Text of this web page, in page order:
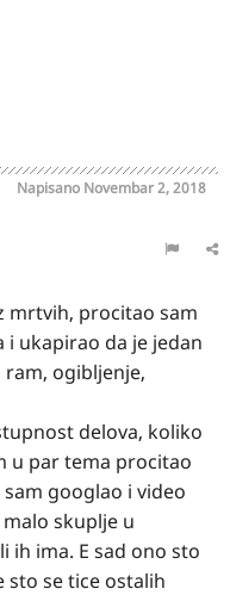
Napisano Novembar 2, 2018
mrtvih, procitao sam
i ukapirao da je jedan
ogibljenje,
delova, koliko
u par tema procitao
googlao i video
skuplje u
ih ima. E sad ono sto
sto se tice ostalih